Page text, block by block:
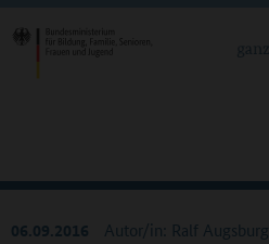
06.09.2016 Autor/in: Ralf Augsburg